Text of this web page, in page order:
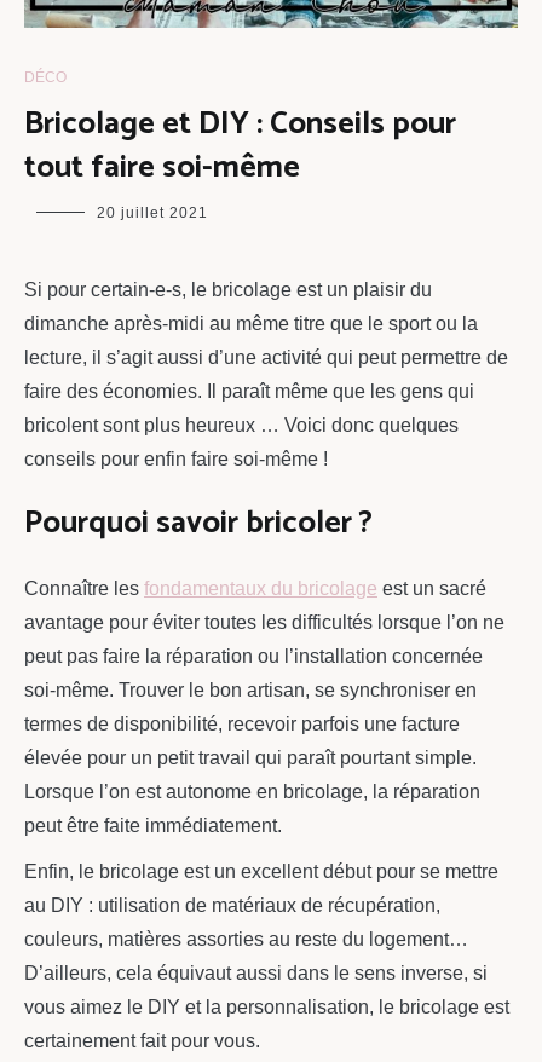
DÉCO
Bricolage et DIY : Conseils pour
tout faire soi-même
maman
20 juillet 2021
Si pour certain-e-s, le bricolage est un plaisir du
dimanche après-midi au même titre que le sport ou la
lecture, il s’agit aussi d’une activité qui peut permettre de
faire des économies. Il paraît même que les gens qui
bricolent sont plus heureux … Voici donc quelques
conseils pour enfin faire soi-même !
Pourquoi savoir bricoler ?
Connaître les fondamentaux du bricolage est un sacré
avantage pour éviter toutes les difficultés lorsque l’on ne
peut pas faire la réparation ou l’installation concernée
soi-même. Trouver le bon artisan, se synchroniser en
termes de disponibilité, recevoir parfois une facture
élevée pour un petit travail qui paraît pourtant simple.
Lorsque l’on est autonome en bricolage, la réparation
peut être faite immédiatement.
Enfin, le bricolage est un excellent début pour se mettre
au DIY : utilisation de matériaux de récupération,
couleurs, matières assorties au reste du logement…
D’ailleurs, cela équivaut aussi dans le sens inverse, si
vous aimez le DIY et la personnalisation, le bricolage est
certainement fait pour vous.